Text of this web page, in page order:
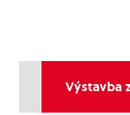
Výstavba